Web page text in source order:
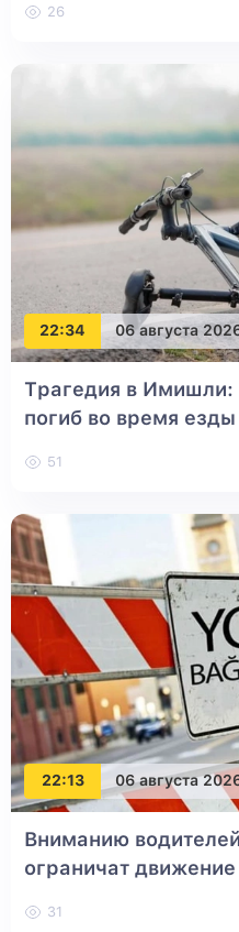
26
22:34 06 августа
Трагедия в Имишли:
погиб во время
51
22:13 06 августа
Вниманию
ограничат движение
31